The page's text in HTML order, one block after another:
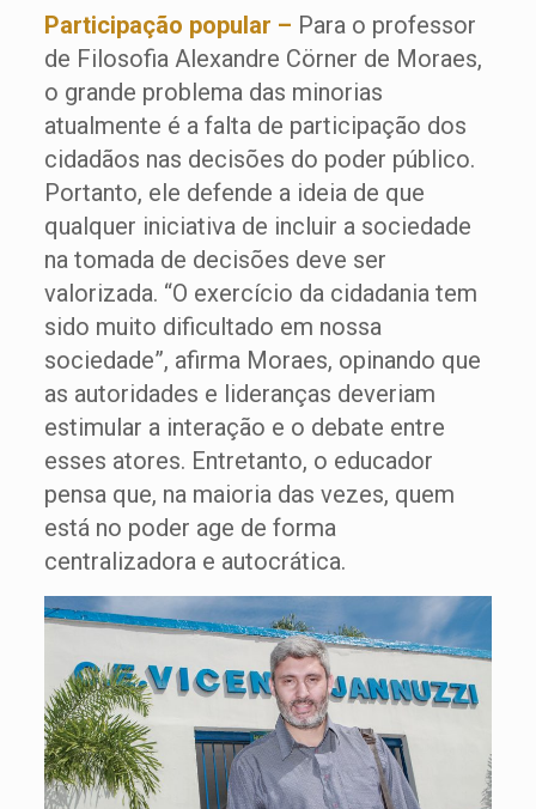
Participação popular – Para o professor
de Filosofia Alexandre Cörner de Moraes,
o grande problema das minorias
atualmente é a falta de participação dos
cidadãos nas decisões do poder público.
Portanto, ele defende a ideia de que
qualquer iniciativa de incluir a sociedade
na tomada de decisões deve ser
valorizada. “O exercício da cidadania tem
sido muito dificultado em nossa
sociedade”, afirma Moraes, opinando que
as autoridades e lideranças deveriam
estimular a interação e o debate entre
esses atores. Entretanto, o educador
pensa que, na maioria das vezes, quem
está no poder age de forma
centralizadora e autocrática.